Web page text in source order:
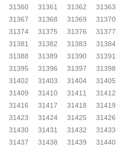
31360 31361 31362
31363
31367 31368 31369
31370
31374 31375 31376
31377
31381 31382 31383
31384
31388 31389 31390
31391
31395 31396 31397
31398
31402 31403 31404
31405
31409 31410 31411
31412
31416 31417 31418
31419
31423 31424 31425
31426
31430 31431 31432
31433
31437 31438 31439
31440